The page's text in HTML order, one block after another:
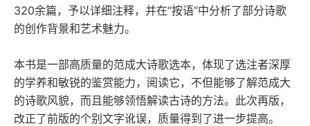
320余篇，予以详细注释，并在“按语”中分析了部分诗歌
的创作背景和艺术魅力。
本书是一部高质量的范成大诗歌选本，体现了选注者深厚
的学养和敏锐的鉴赏能力，阅读它，不但能够了解范成大
的诗歌风貌，而且能够领悟解读古诗的方法。此次再版，
改正了前版的个别文字讹误，质量得到了进一步提高。